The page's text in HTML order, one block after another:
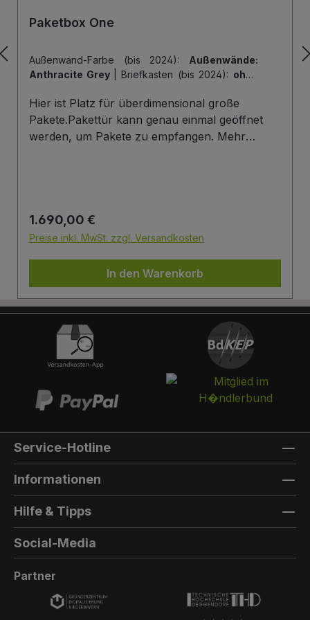
Paketbox One
Außenwand-Farbe (bis 2024): Außenwände:
Anthracite Grey
Briefkasten (bis 2024): ohne
Hintertür | Tiefe der Paketbox (bis 2024):
cm Außenmaß (Standard) | Tür-Farbe (bis
2024):Tür: Anthracite Grey
Hier ist Platz für überdimensional große
Pakete.Pakettür kann genau einmal geöffnet
werden, um Pakete zu empfangen. Mehr
Die Tür wird immer mit einem Halbzylinder
ausgestattet. Das heißt, Sie können den selben
Ihrer Haustüre haben und die Paketbox mit
dem selben Schlüssel öffnen.
Briefkasten:Optional kann ein Briefkasten
integriert werden. Die Post landet in einem
separaten und absperrbaren Auffangkorb.
Hintertür:Auf der Rückseite können Sie eine
Hintertür integrieren. Die Farbe der Hintertür ist
immer die gleiche Farbe, wie die Türfarbe
vorne. Außenmaterial: 8mm HPL(High
Firma Trespa Bei Sonderfarbe: Bezeichnung
der TürfarbeGeben Sie hier den Namen Ihrer
Wunschfarbe an.Die Lieferzeit bei
Sonderfarben verlängert sich um 5 bis 6
AußenfarbeGeben Sie hier den Namen der
Wunschfarbe an.Hinweis: Falls Sie die Türfarbe
in der selben Farbe wie die Außenwandfarbe
berechnet wird.Die Lieferzeit bei Sonderfarben
Regulärer Preis:
1.690,00 €
Preise inkl. MwSt. zzgl. Versandkosten
In den Warenkorb
Service-Hotline
Informationen
Hilfe & Tipps
Social-Media
Partner